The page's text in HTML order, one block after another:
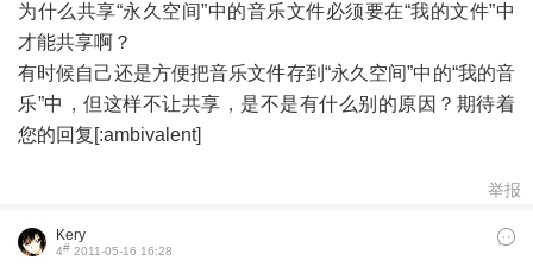
为什么共享“永久空间”中的音乐文件必须要在“我的文件”中
才能共享啊？
有时候自己还是方便把音乐文件存到“永久空间”中的“我的音
乐”中，但这样不让共享，是不是有什么别的原因？期待着
您的回复[:ambivalent]
举报
Kery
4# 2011-05-16 16:28